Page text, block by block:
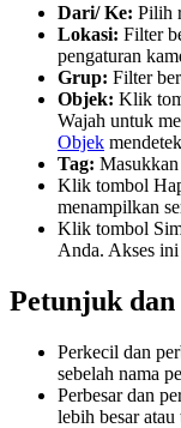
Dari/ Ke: Pilih
Lokasi: Filter
pengaturan
Grup: Filter
Objek: Klik
Wajah untuk
Objek
Tag:
Klik tombol
menampilkan
Klik tombol
Anda. Akses
Petunjuk
Perkecil dan
sebelah nama
Perbesar dan
lebih besar